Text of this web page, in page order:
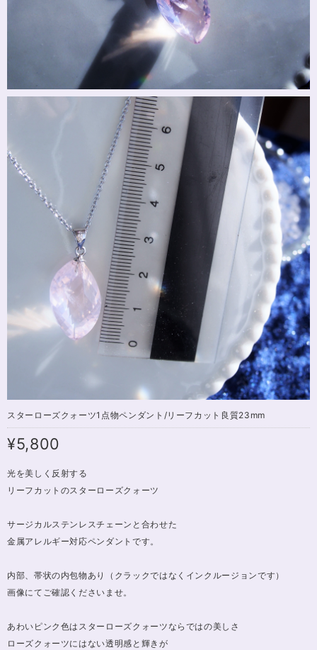
スターローズクォーツ1点物ペンダント/リーフカット良質23mm
¥5,800
光を美しく反射する
リーフカットのスターローズクォーツ
サージカルステンレスチェーンと合わせた
金属アレルギー対応ペンダントです。
内部、帯状の内包物あり（クラックではなくインクルージョンです）
画像にてご確認くださいませ。
あわいピンク色はスターローズクォーツならではの美しさ
ローズクォーツにはない透明感と輝きが